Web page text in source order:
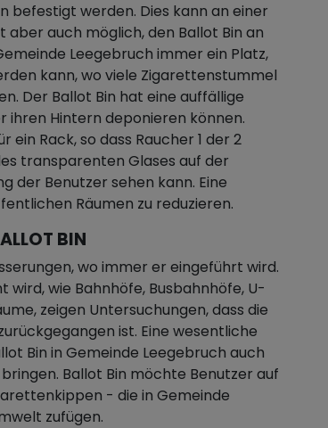
befestigt werden. Dies kann an einer
aber auch möglich, den Ballot Bin an
Leegebruch immer ein Platz,
kann, wo viele Zigarettenstummel
Der Ballot Bin hat eine auffällige
ihren Hintern deponieren können.
ein Rack, so dass Raucher 1 der 2
transparenten Glases auf der
der Benutzer sehen kann. Eine
Räumen zu reduzieren.
BIN
wo immer er eingeführt wird.
wie Bahnhöfe, Busbahnhöfe, U-
zeigen Untersuchungen, dass die
ist. Eine wesentliche
Bin in Gemeinde Leegebruch auch
Ballot Bin möchte Benutzer auf
- die in Gemeinde
zufügen.